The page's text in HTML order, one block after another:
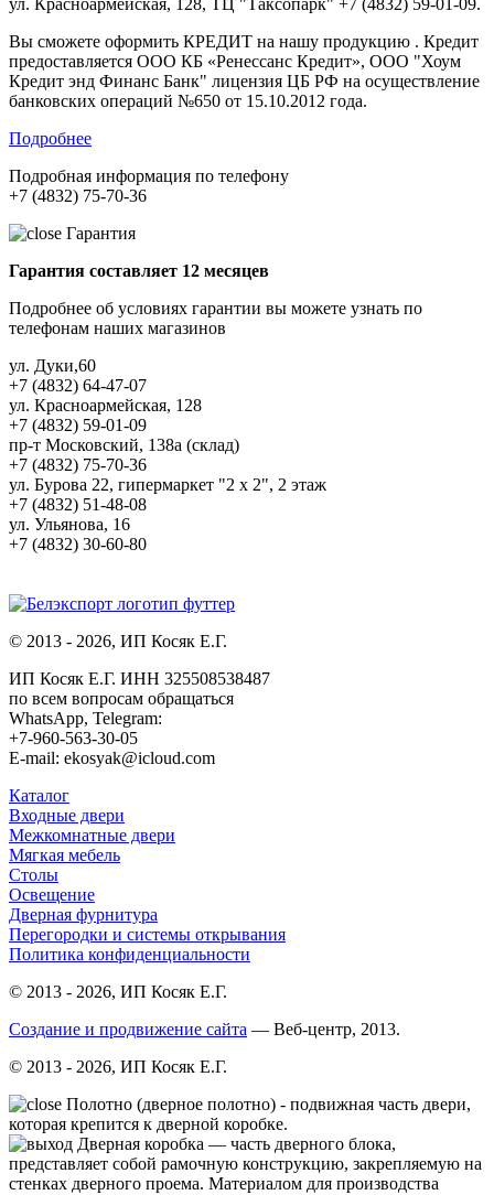
ул. Красноармейская, 128, ТЦ "Таксопарк" +7 (4832) 59-01-09.
Вы сможете оформить КРЕДИТ на нашу продукцию . Кредит
предоставляется ООО КБ «Ренессанс Кредит», ООО "Хоум
Кредит энд Финанс Банк" лицензия ЦБ РФ на осуществление
банковских операций №650 от 15.10.2012 года.
Подробнее
Подробная информация по телефону
+7 (4832) 75-70-36
Гарантия
Гарантия составляет 12 месяцев
Подробнее об условиях гарантии вы можете узнать по
телефонам наших магазинов
ул. Дуки,60
+7 (4832) 64-47-07
ул. Красноармейская, 128
+7 (4832) 59-01-09
пр-т Московский, 138а (склад)
+7 (4832) 75-70-36
ул. Бурова 22, гипермаркет "2 х 2", 2 этаж
+7 (4832) 51-48-08
ул. Ульянова, 16
+7 (4832) 30-60-80
© 2013 - 2026, ИП Косяк Е.Г.
ИП Косяк Е.Г. ИНН 325508538487
по всем вопросам обращаться
WhatsApp, Telegram:
+7-960-563-30-05
E-mail: ekosyak@icloud.com
Каталог
Входные двери
Межкомнатные двери
Мягкая мебель
Столы
Освещение
Дверная фурнитура
Перегородки и системы открывания
Политика конфиденциальности
© 2013 - 2026, ИП Косяк Е.Г.
Создание и продвижение сайта — Веб-центр, 2013.
© 2013 - 2026, ИП Косяк Е.Г.
Полотно (дверное полотно) - подвижная часть двери,
которая крепится к дверной коробке.
Дверная коробка — часть дверного блока,
представляет собой рамочную конструкцию, закрепляемую на
стенках дверного проема. Материалом для производства